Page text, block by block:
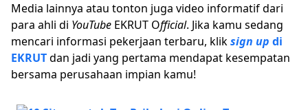
Media lainnya atau tonton juga video informatif dari
para ahli di YouTube EKRUT Official. Jika kamu sedang
mencari informasi pekerjaan terbaru, kliksign up di
EKRUTdan jadi yang pertama mendapat kesempatan
bersama perusahaan impian kamu!